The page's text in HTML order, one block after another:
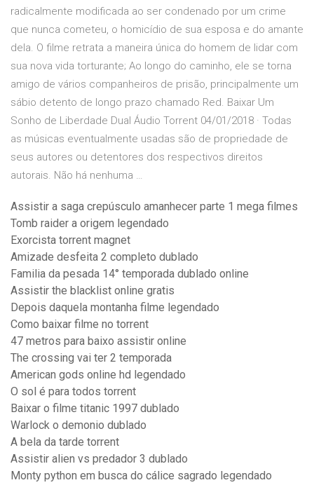
radicalmente modificada ao ser condenado por um crime
que nunca cometeu, o homicídio de sua esposa e do amante
dela. O filme retrata a maneira única do homem de lidar com
sua nova vida torturante; Ao longo do caminho, ele se torna
amigo de vários companheiros de prisão, principalmente um
sábio detento de longo prazo chamado Red. Baixar Um
Sonho de Liberdade Dual Áudio Torrent 04/01/2018 · Todas
as músicas eventualmente usadas são de propriedade de
seus autores ou detentores dos respectivos direitos
autorais. Não há nenhuma …
Assistir a saga crepúsculo amanhecer parte 1 mega filmes
Tomb raider a origem legendado
Exorcista torrent magnet
Amizade desfeita 2 completo dublado
Familia da pesada 14° temporada dublado online
Assistir the blacklist online gratis
Depois daquela montanha filme legendado
Como baixar filme no torrent
47 metros para baixo assistir online
The crossing vai ter 2 temporada
American gods online hd legendado
O sol é para todos torrent
Baixar o filme titanic 1997 dublado
Warlock o demonio dublado
A bela da tarde torrent
Assistir alien vs predador 3 dublado
Monty python em busca do cálice sagrado legendado